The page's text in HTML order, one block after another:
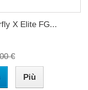
X Elite FG...
€
Più